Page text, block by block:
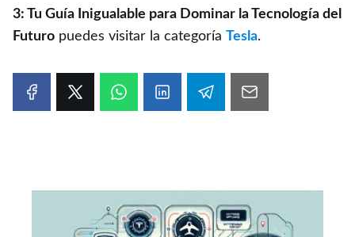
3: Tu Guía Inigualable para Dominar la Tecnología del
Futuro puedes visitar la categoría Tesla.